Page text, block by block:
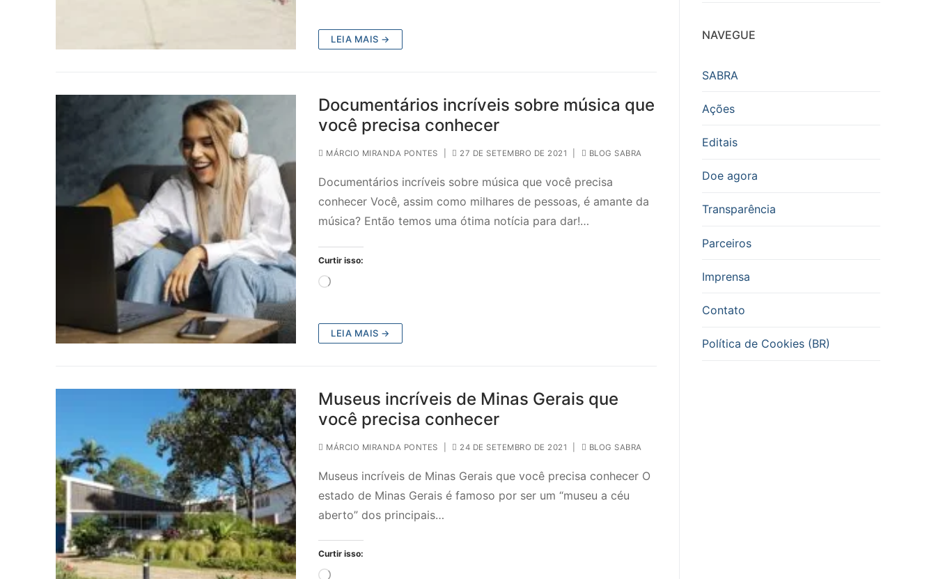
LEIA MAIS →
Documentários incríveis sobre música que
você precisa conhecer
MÁRCIO MIRANDA PONTES 27 DE SETEMBRO DE 2021 BLOG SABRA
Documentários incríveis sobre música que você precisa
conhecer Você, assim como milhares de pessoas, é amante da
música? Então temos uma ótima notícia para dar!…
Curtir isso:
Carregando...
LEIA MAIS →
Museus incríveis de Minas Gerais que
você precisa conhecer
MÁRCIO MIRANDA PONTES 24 DE SETEMBRO DE 2021 BLOG SABRA
Museus incríveis de Minas Gerais que você precisa conhecer O
estado de Minas Gerais é famoso por ser um “museu a céu
aberto” dos principais…
Curtir isso:
Carregando...
NAVEGUE
SABRA
Ações
Editais
Doe agora
Transparência
Parceiros
Imprensa
Contato
Política de Cookies (BR)